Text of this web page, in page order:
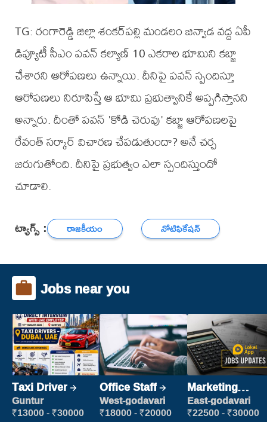
TG: రంగారెడ్డి జిల్లా శంకర్‌పల్లి మండలం జన్వాడ వద్ద ఏపీ
డిప్యూటీ సీఎం పవన్ కల్యాణ్ 10 ఎకరాల భూమిని కబ్జా
చేశారని ఆరోప‌ణ‌లు ఉన్నాయి. దీనిపై పవన్ స్పందిస్తూ
ఆరోపణలు నిరూపిస్తే ఆ భూమి ప్రభుత్వానికే అప్పగిస్తానని
అన్నారు. దీంతో ప‌వ‌న్ 'కోడి చెరువు' క‌బ్జా ఆరోప‌ణ‌ల‌పై
రేవంత్ స‌ర్కార్ విచార‌ణ చేప‌డుతుందా? అనే చర్చ
జరుగుతోంది. దీనిపై ప్రభుత్వం ఎలా స్పందిస్తుందో
చూడాలి.
ట్యాగ్స్ : రాజకీయం నోటిఫికేషన్
Jobs near you
Taxi Driver
Guntur
₹13000 - ₹30000
Office Staff
West-godavari
₹18000 - ₹20000
Marketing
Executive
East-godavari
₹22500 - ₹30000